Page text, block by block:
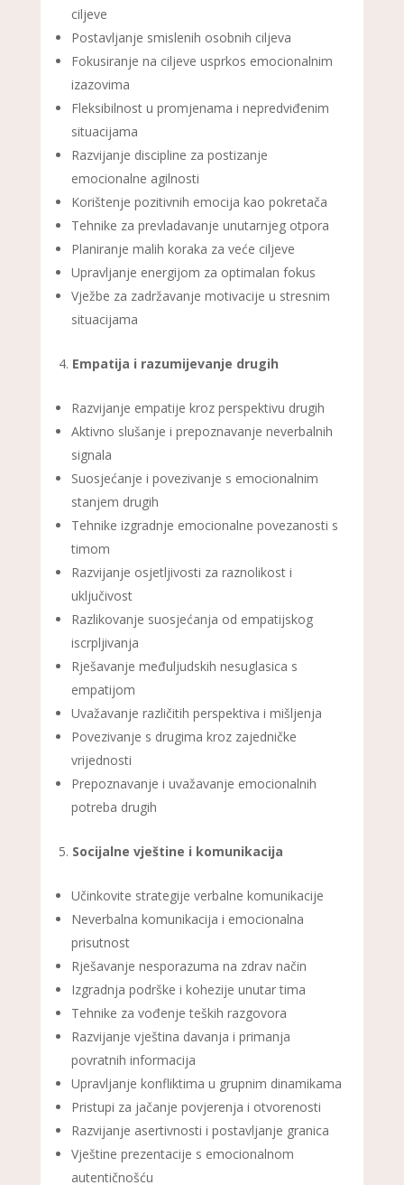
ciljeve
Postavljanje smislenih osobnih ciljeva
Fokusiranje na ciljeve usprkos emocionalnim
izazovima
Fleksibilnost u promjenama i nepredviđenim
situacijama
Razvijanje discipline za postizanje
emocionalne agilnosti
Korištenje pozitivnih emocija kao pokretača
Tehnike za prevladavanje unutarnjeg otpora
Planiranje malih koraka za veće ciljeve
Upravljanje energijom za optimalan fokus
Vježbe za zadržavanje motivacije u stresnim
situacijama
Empatija i razumijevanje drugih
Razvijanje empatije kroz perspektivu drugih
Aktivno slušanje i prepoznavanje neverbalnih
signala
Suosjećanje i povezivanje s emocionalnim
stanjem drugih
Tehnike izgradnje emocionalne povezanosti s
timom
Razvijanje osjetljivosti za raznolikost i
uključivost
Razlikovanje suosjećanja od empatijskog
iscrpljivanja
Rješavanje međuljudskih nesuglasica s
empatijom
Uvažavanje različitih perspektiva i mišljenja
Povezivanje s drugima kroz zajedničke
vrijednosti
Prepoznavanje i uvažavanje emocionalnih
potreba drugih
Socijalne vještine i komunikacija
Učinkovite strategije verbalne komunikacije
Neverbalna komunikacija i emocionalna
prisutnost
Rješavanje nesporazuma na zdrav način
Izgradnja podrške i kohezije unutar tima
Tehnike za vođenje teških razgovora
Razvijanje vještina davanja i primanja
povratnih informacija
Upravljanje konfliktima u grupnim dinamikama
Pristupi za jačanje povjerenja i otvorenosti
Razvijanje asertivnosti i postavljanje granica
Vještine prezentacije s emocionalnom
autentičnošću